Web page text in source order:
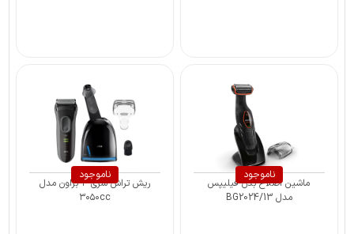
ناموجود
ماشين اصلاح بدن فيليپس
مدل BG2024/13
ناموجود
ریش تراش سری ۳ براون مدل
۳۰۵۰cc